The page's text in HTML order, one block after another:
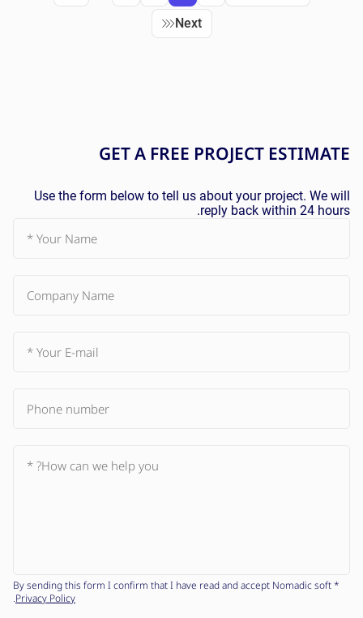
Next
GET A FREE PROJECT ESTIMATE
Use the form below to tell us about your project. We will
reply back within 24 hours.
* By sending this form I confirm that I have read and accept Nomadic soft
Privacy Policy
.